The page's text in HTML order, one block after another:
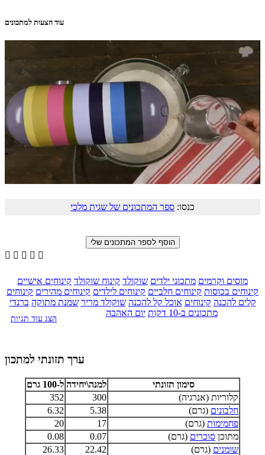
עוד הצעות למתכונים
כנסו: ספר המתכונים של שגית מלכי
    
מוסים וקרמים מתכוני ילדים שוקולד קינוח שוקולד קינוחים אישיים
קינוחים בכוסות קינוחים חלביים קינוחים לילדים קינוחים מהירים קינוחים
קלים להכנה קינוחים אוכל קל להכנה שוקולד מריר שמנת מתוקה ברנדי
מתכונים ב-10 דקות
יום האהבה
הצג עוד תגיות
ערך תזונתי למתכון
סימון תזונתי למנה\יחידה ל-100 גרם
קלוריות (אנרגיה)
300
352
חלבונים (גרם) 5.38
6.32
פחמימות (גרם) 17
20
מתוכן סוכרים (גרם) 0.07
0.08
שומנים (גרם) 22.42
26.33